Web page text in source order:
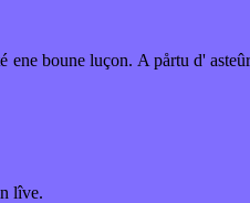
boune luçon. A pårtu d'
lîve.